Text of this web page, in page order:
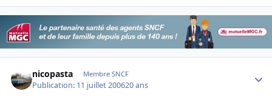
nicopasta Membre SNCF
Publication: 11 juillet 200620 ans